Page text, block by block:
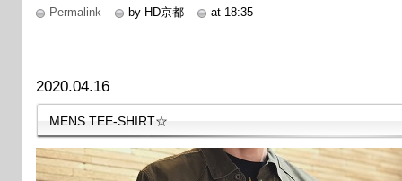
Permalink by HD京都 at 18:35
2020.04.16
MENS TEE-SHIRT☆